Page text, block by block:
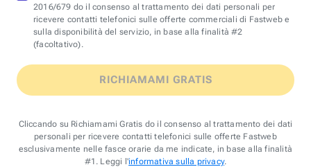
2016/679 do il consenso al trattamento dei dati personali per
ricevere contatti telefonici sulle offerte commerciali di Fastweb e
sulla disponibilità del servizio, in base alla finalità #2
(facoltativo).
RICHIAMAMI GRATIS
Cliccando su Richiamami Gratis do il consenso al trattamento dei dati
personali per ricevere contatti telefonici sulle offerte Fastweb
esclusivamente nelle fasce orarie da me indicate, in base alla finalità
#1. Leggi l'informativa sulla privacy.